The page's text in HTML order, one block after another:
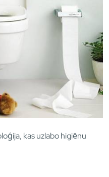
kas uzlabo higiēnu